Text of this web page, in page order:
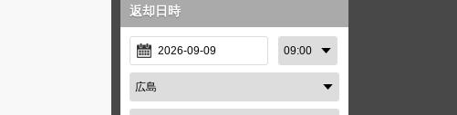
返却日時